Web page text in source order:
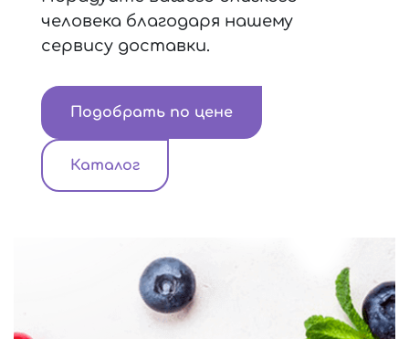
человека благодаря нашему
сервису доставки.
Подобрать по цене
Каталог